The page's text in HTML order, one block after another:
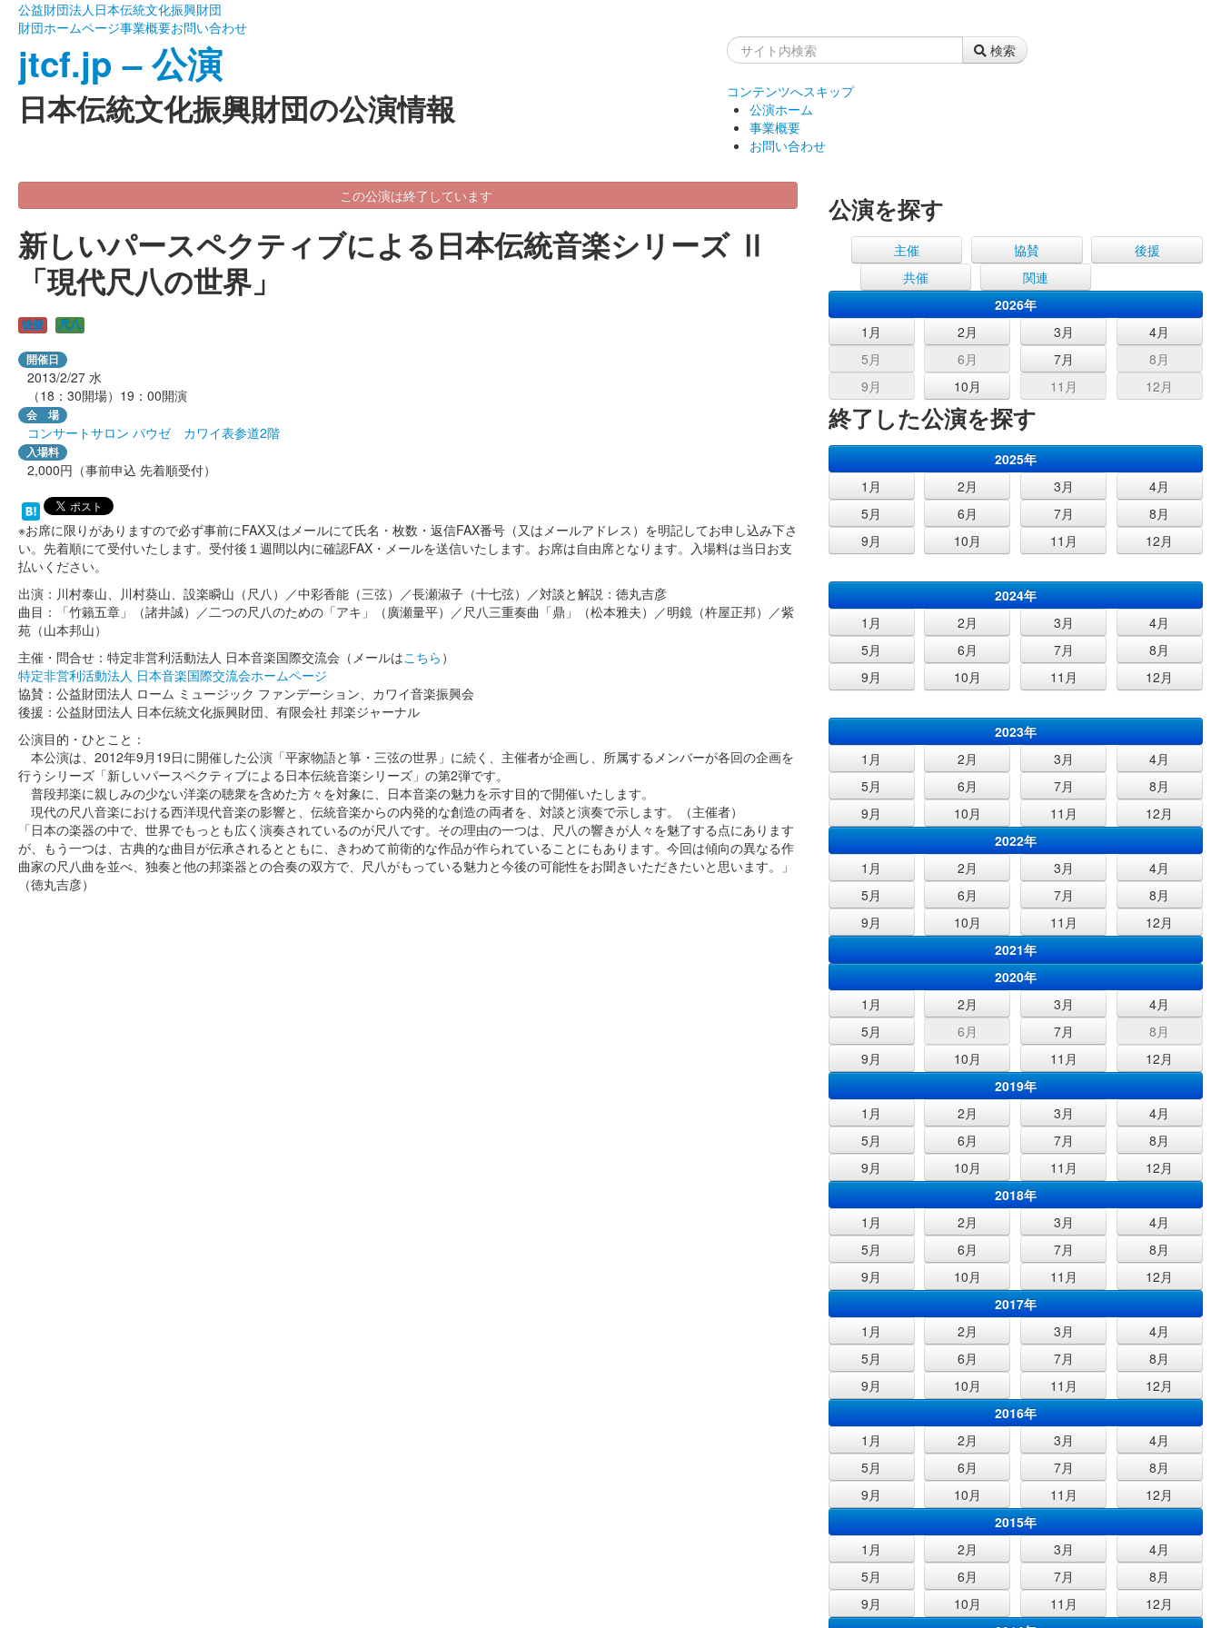
公益財団法人日本伝統文化振興財団
財団ホームページ事業概要お問い合わせ
jtcf.jp – 公演
日本伝統文化振興財団の公演情報
検索
コンテンツへスキップ
公演ホーム
事業概要
お問い合わせ
この公演は終了しています
新しいパースペクティブによる日本伝統音楽シリーズ Ⅱ
「現代尺八の世界」
後援 尺八
開催日
2013/2/27 水
（18：30開場）19：00開演
会 場
コンサートサロン パウゼ カワイ表参道2階
入場料
2,000円（事前申込 先着順受付）
※お席に限りがありますので必ず事前にFAX又はメールにて氏名・枚数・返信FAX番号（又はメールアドレス）を明記してお申し込み下さ
い。先着順にて受付いたします。受付後１週間以内に確認FAX・メールを送信いたします。お席は自由席となります。入場料は当日お支
払いください。
出演：川村泰山、川村葵山、設楽瞬山（尺八）／中彩香能（三弦）／長瀬淑子（十七弦）／対談と解説：徳丸吉彦
曲目：「竹籟五章」（諸井誠）／二つの尺八のための「アキ」（廣瀬量平）／尺八三重奏曲「鼎」（松本雅夫）／明鏡（杵屋正邦）／紫
苑（山本邦山）
主催・問合せ：特定非営利活動法人 日本音楽国際交流会（メールはこちら ）
特定非営利活動法人 日本音楽国際交流会ホームページ
協賛：公益財団法人 ローム ミュージック ファンデーション、カワイ音楽振興会
後援：公益財団法人 日本伝統文化振興財団、有限会社 邦楽ジャーナル
公演目的・ひとこと：
本公演は、2012年9月19日に開催した公演「平家物語と箏・三弦の世界」に続く、主催者が企画し、所属するメンバーが各回の企画を
行うシリーズ「新しいパースペクティブによる日本伝統音楽シリーズ」の第2弾です。
普段邦楽に親しみの少ない洋楽の聴衆を含めた方々を対象に、日本音楽の魅力を示す目的で開催いたします。
現代の尺八音楽における西洋現代音楽の影響と、伝統音楽からの内発的な創造の両者を、対談と演奏で示します。（主催者）
「日本の楽器の中で、世界でもっとも広く演奏されているのが尺八です。その理由の一つは、尺八の響きが人々を魅了する点にあります
が、もう一つは、古典的な曲目が伝承されるとともに、きわめて前衛的な作品が作られていることにもあります。今回は傾向の異なる作
曲家の尺八曲を並べ、独奏と他の邦楽器との合奏の双方で、尺八がもっている魅力と今後の可能性をお聞きいただきたいと思います。」
（徳丸吉彦）
公演を探す
主催 協賛
後援
共催
関連
2026年
1月
2月 3月
4月
5月
6月 7月
8月
9月
10月 11月 12月
終了した公演を探す
2025年
1月
2月 3月
4月
5月
6月 7月
8月
9月
10月 11月 12月
2024年
1月
2月 3月
4月
5月
6月 7月
8月
9月
10月 11月 12月
2023年
1月
2月 3月
4月
5月
6月 7月
8月
9月
10月 11月
12月
2022年
1月
2月 3月
4月
5月
6月 7月
8月
9月
10月 11月
12月
2021年
2020年
1月
2月 3月
4月
5月
6月 7月
8月
9月
10月 11月
12月
2019年
1月
2月 3月
4月
5月
6月 7月
8月
9月
10月 11月
12月
2018年
1月
2月 3月
4月
5月
6月 7月
8月
9月
10月 11月
12月
2017年
1月
2月 3月
4月
5月
6月 7月
8月
9月
10月 11月
12月
2016年
1月
2月 3月
4月
5月
6月 7月
8月
9月
10月 11月
12月
2015年
1月
2月 3月
4月
5月
6月 7月
8月
9月
10月 11月
12月